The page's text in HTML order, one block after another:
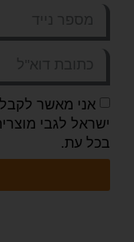
אני מאשר לקבל
ישראל לגבי
בכל עת.